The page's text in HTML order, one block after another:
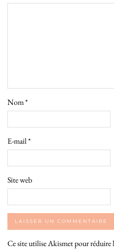
Nom*
E-mail*
Site web
Ce site utilise Akismet pour réduire